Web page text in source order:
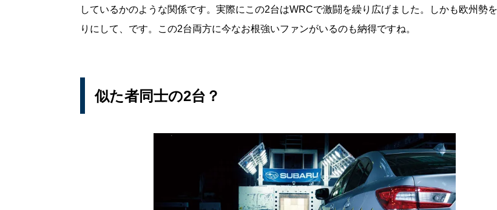
しているかのような関係です。実際にこの2台はWRCで激闘を繰り広げました。しかも欧州勢
りにして、です。この2台両方に今なお根強いファンがいるのも納得ですね。
似た者同士の2台？